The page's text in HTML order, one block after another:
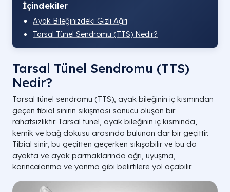
İçindekiler
Ayak Bileğinizdeki Gizli Ağrı
Tarsal Tünel Sendromu (TTS) Nedir?
Tarsal Tünel Sendromu (TTS)
Nedir?
Tarsal tünel sendromu (TTS), ayak bileğinin iç kısmından
geçen tibial sinirin sıkışması sonucu oluşan bir
rahatsızlıktır. Tarsal tünel, ayak bileğinin iç kısmında,
kemik ve bağ dokusu arasında bulunan dar bir geçittir.
Tibial sinir, bu geçitten geçerken sıkışabilir ve bu da
ayakta ve ayak parmaklarında ağrı, uyuşma,
karıncalanma ve yanma gibi belirtilere yol açabilir.